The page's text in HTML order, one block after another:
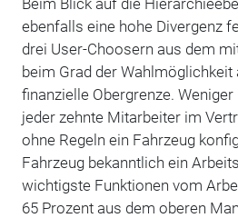
ebenfalls eine hohe Divergenz
drei User-Choosern aus dem
beim Grad der
finanzielle Obergrenze.
jeder zehnte Mitarbeiter im
ohne Regeln ein Fahrzeug
Fahrzeug bekanntlich ein
wichtigste Funktionen vom
65 Prozent aus dem oberen